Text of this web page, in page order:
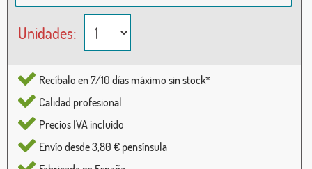
Unidades:
Recíbalo en 7/10 días máximo sin stock*
Calidad profesional
Precios IVA incluido
Envío desde 3,80 € pensínsula